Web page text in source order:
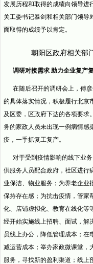
发展历程和取得的成绩向领导进
关工委书记暴剑和相关部门领导
面取得的成绩予以肯定。
朝阳区政府相关部
调研对接需求 助力企业复产
在随后召开的调研会上，傅彦
的具体落实情况，积极履行北京
及区委，区政府下达的各项要求
务的家政人员未出现一例病情感
疫，一手抓复工复产。
对于受到疫情影响的线下业务
供服务人员配合政府，社区进行
业保洁、物业服务；为养老企业
保持存在感；为抗击疫情，管家
化、店铺虚拟化、教育在线化等
经开始实施线上招聘、面试，解
员线上办公，降低管理成本；
减运营成本；举办家政微课堂，
服务，寻找新的盈利渠道；线上